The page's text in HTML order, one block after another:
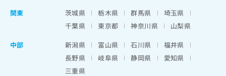
関東
茨城県 栃木県 群馬県
埼玉県
千葉県
東京都 神奈川県
山梨県
中部
新潟県 富山県 石川県
福井県
長野県
岐阜県 静岡県
愛知県
三重県